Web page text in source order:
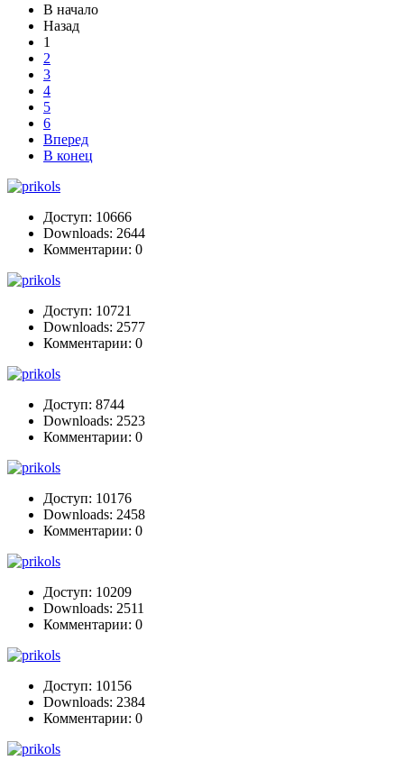
В начало
Назад
1
2
3
4
5
6
Вперед
В конец
Доступ: 10666
Downloads: 2644
Комментарии: 0
Доступ: 10721
Downloads: 2577
Комментарии: 0
Доступ: 8744
Downloads: 2523
Комментарии: 0
Доступ: 10176
Downloads: 2458
Комментарии: 0
Доступ: 10209
Downloads: 2511
Комментарии: 0
Доступ: 10156
Downloads: 2384
Комментарии: 0